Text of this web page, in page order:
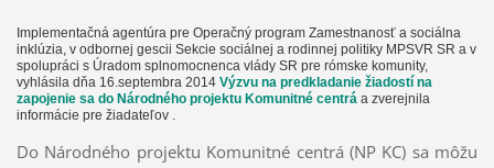
Implementačná agentúra pre Operačný program Zamestnanosť a sociálna
inklúzia, v odbornej gescii Sekcie sociálnej a rodinnej politiky MPSVR SR a v
spolupráci s Úradom splnomocnenca vlády SR pre rómske komunity,
vyhlásila dňa 16.septembra 2014 Výzvu na predkladanie žiadostí na
zapojenie sa do Národného projektu Komunitné centráa zverejnila
informácie pre žiadateľov .
Do Národného projektu Komunitné centrá (NP KC) sa môžu